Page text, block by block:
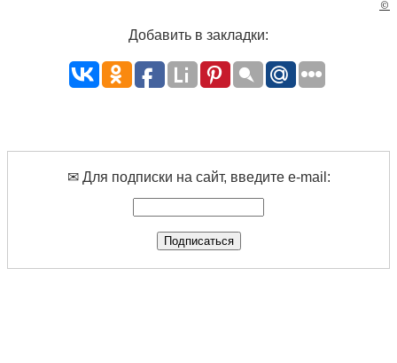
©
Добавить в закладки:
✉ Для подписки на сайт, введите e-mail: